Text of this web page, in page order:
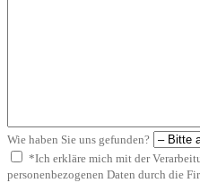
Wie haben Sie uns gefunden?
*Ich erkläre mich mit der
personenbezogenen Daten durch die